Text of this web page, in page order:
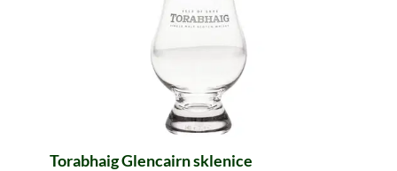
Torabhaig Glencairn sklenice